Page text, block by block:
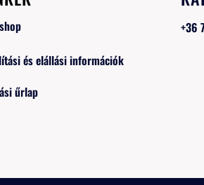
és elállási információk
űrlap
+36